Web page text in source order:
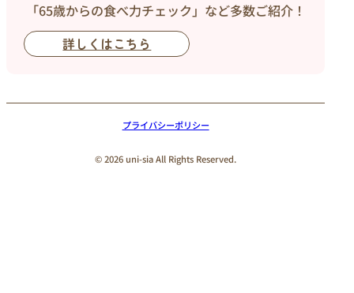
「65歳からの食べ力チェック」など多数ご紹介！
詳しくはこちら
プライバシーポリシー
© 2026 uni-sia All Rights Reserved.